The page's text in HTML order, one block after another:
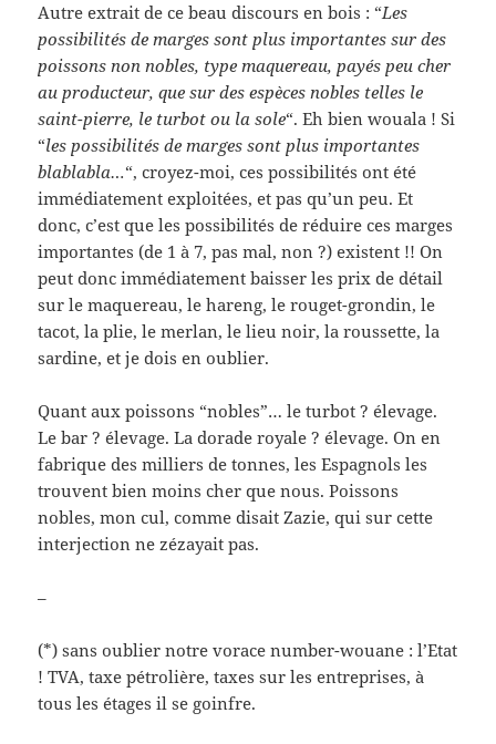
Autre extrait de ce beau discours en bois : “Les
possibilités de marges sont plus importantes sur des
poissons non nobles, type maquereau, payés peu cher
au producteur, que sur des espèces nobles telles le
saint-pierre, le turbot ou la sole“. Eh bien wouala ! Si
“les possibilités de marges sont plus importantes
blablabla…“, croyez-moi, ces possibilités ont été
immédiatement exploitées, et pas qu’un peu. Et
donc, c’est que les possibilités de réduire ces marges
importantes (de 1 à 7, pas mal, non ?) existent !! On
peut donc immédiatement baisser les prix de détail
sur le maquereau, le hareng, le rouget-grondin, le
tacot, la plie, le merlan, le lieu noir, la roussette, la
sardine, et je dois en oublier.
Quant aux poissons “nobles”… le turbot ? élevage.
Le bar ? élevage. La dorade royale ? élevage. On en
fabrique des milliers de tonnes, les Espagnols les
trouvent bien moins cher que nous. Poissons
nobles, mon cul, comme disait Zazie, qui sur cette
interjection ne zézayait pas.
–
(*) sans oublier notre vorace number-wouane : l’Etat
! TVA, taxe pétrolière, taxes sur les entreprises, à
tous les étages il se goinfre.